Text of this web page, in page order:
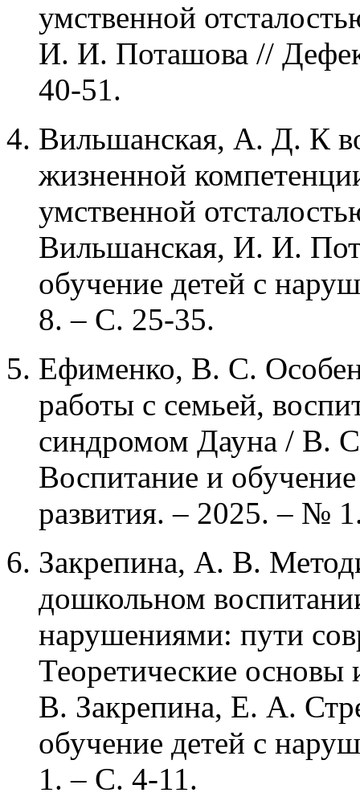
умственной
И. И. Поташова //
40-51.
Вильшанская, А. Д. К
жизненной
умственной
Вильшанская, И. И.
обучение детей с
8. – С. 25-35.
Ефименко, В. С.
работы с семьей,
синдромом Дауна / В.
Воспитание и
развития. – 2025. – №
Закрепина, А. В.
дошкольном
нарушениями: пути
Теоретические основы
В. Закрепина, Е. А.
обучение детей с
1. – С. 4-11.